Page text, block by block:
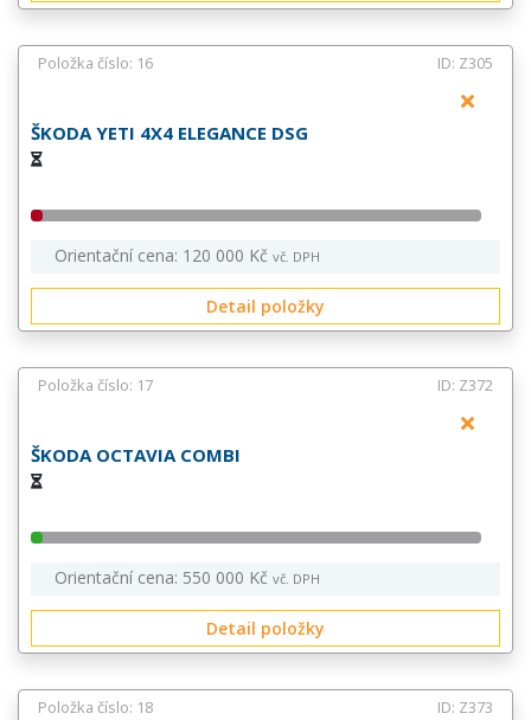
Položka číslo: 16 ID: Z305
ŠKODA YETI 4X4 ELEGANCE DSG
Orientační cena: 120 000 Kč vč. DPH
Detail položky
Položka číslo: 17 ID: Z372
ŠKODA OCTAVIA COMBI
Orientační cena: 550 000 Kč vč. DPH
Detail položky
Položka číslo: 18 ID: Z373